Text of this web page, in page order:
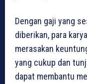
Dengan gaji yang
diberikan, para
merasakan
yang cukup dan
dapat membantu